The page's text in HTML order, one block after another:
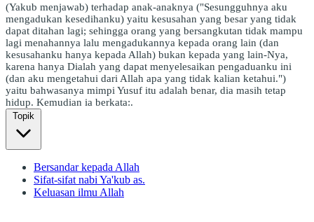
(Yakub menjawab) terhadap anak-anaknya ("Sesungguhnya aku
mengadukan kesedihanku) yaitu kesusahan yang besar yang tidak
dapat ditahan lagi; sehingga orang yang bersangkutan tidak mampu
lagi menahannya lalu mengadukannya kepada orang lain (dan
kesusahanku hanya kepada Allah) bukan kepada yang lain-Nya,
karena hanya Dialah yang dapat menyelesaikan pengaduanku ini
(dan aku mengetahui dari Allah apa yang tidak kalian ketahui.")
yaitu bahwasanya mimpi Yusuf itu adalah benar, dia masih tetap
hidup. Kemudian ia berkata:.
Topik
Bersandar kepada Allah
Sifat-sifat nabi Ya'kub as.
Keluasan ilmu Allah